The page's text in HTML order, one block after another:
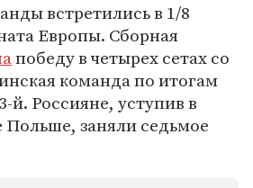
встретились в 1/8
Европы. Сборная
победу в четырех сетах со
команда по итогам
й. Россияне, уступив в
Польше, заняли седьмое